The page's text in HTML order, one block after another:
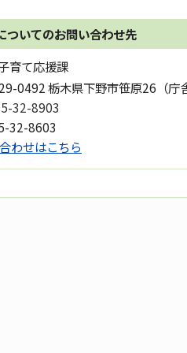
ついてのお問い合わせ先
育て応援課
0492 栃木県下野市笹原26（庁
32-8903
32-8603
わせはこちら